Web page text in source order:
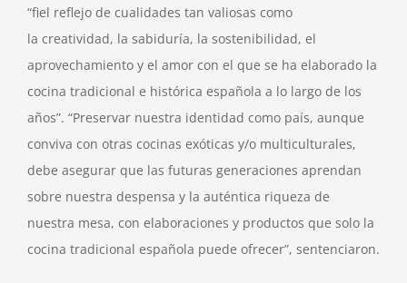
“fiel reflejo de cualidades tan valiosas como
la creatividad, la sabiduría, la sostenibilidad, el
aprovechamiento y el amor con el que se ha elaborado la
cocina tradicional e histórica española a lo largo de los
años”. “Preservar nuestra identidad como país, aunque
conviva con otras cocinas exóticas y/o multiculturales,
debe asegurar que las futuras generaciones aprendan
sobre nuestra despensa y la auténtica riqueza de
nuestra mesa, con elaboraciones y productos que solo la
cocina tradicional española puede ofrecer”, sentenciaron.